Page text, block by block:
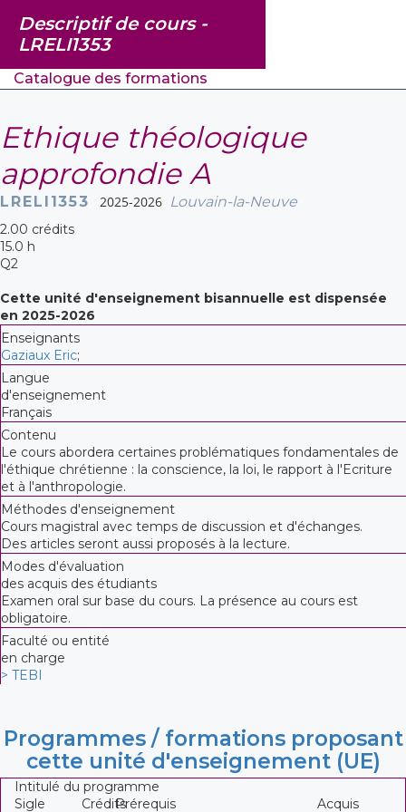
Descriptif de cours -
LRELI1353
Catalogue des formations
Ethique théologique
approfondie A
LRELI1353 2025-2026 Louvain-la-Neuve
2.00 crédits
15.0 h
Q2
Cette unité d'enseignement bisannuelle est dispensée
en 2025-2026
Enseignants
Gaziaux Eric;
Langue
d'enseignement
Français
Contenu
Le cours abordera certaines problématiques fondamentales de
l'éthique chrétienne : la conscience, la loi, le rapport à l'Ecriture
et à l'anthropologie.
Méthodes d'enseignement
Cours magistral avec temps de discussion et d'échanges.
Des articles seront aussi proposés à la lecture.
Modes d'évaluation
des acquis des étudiants
Examen oral sur base du cours. La présence au cours est
obligatoire.
Faculté ou entité
en charge
> TEBI
Programmes / formations proposant
cette unité d'enseignement (UE)
Intitulé du programme
Sigle
CréditsPrérequis Acquis